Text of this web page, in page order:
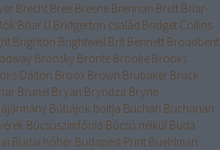
Brecht Bree Breene Brennan Brett Briar-
Briar U Bridgerton család Bridget Collins
Brighton Brightwell Brit Bennett Broadbent
Bronsky Bronte Brooke Brooks
Dalton Broox Brown Brubaker Bruck
Brunel Bryan Bryndza Bryne
Bűbájok boltja Buchan Buchanan
Búcsúszimfónia Búcsú nélkül Buda
Budai hóhér Budapest-Print Buehlman